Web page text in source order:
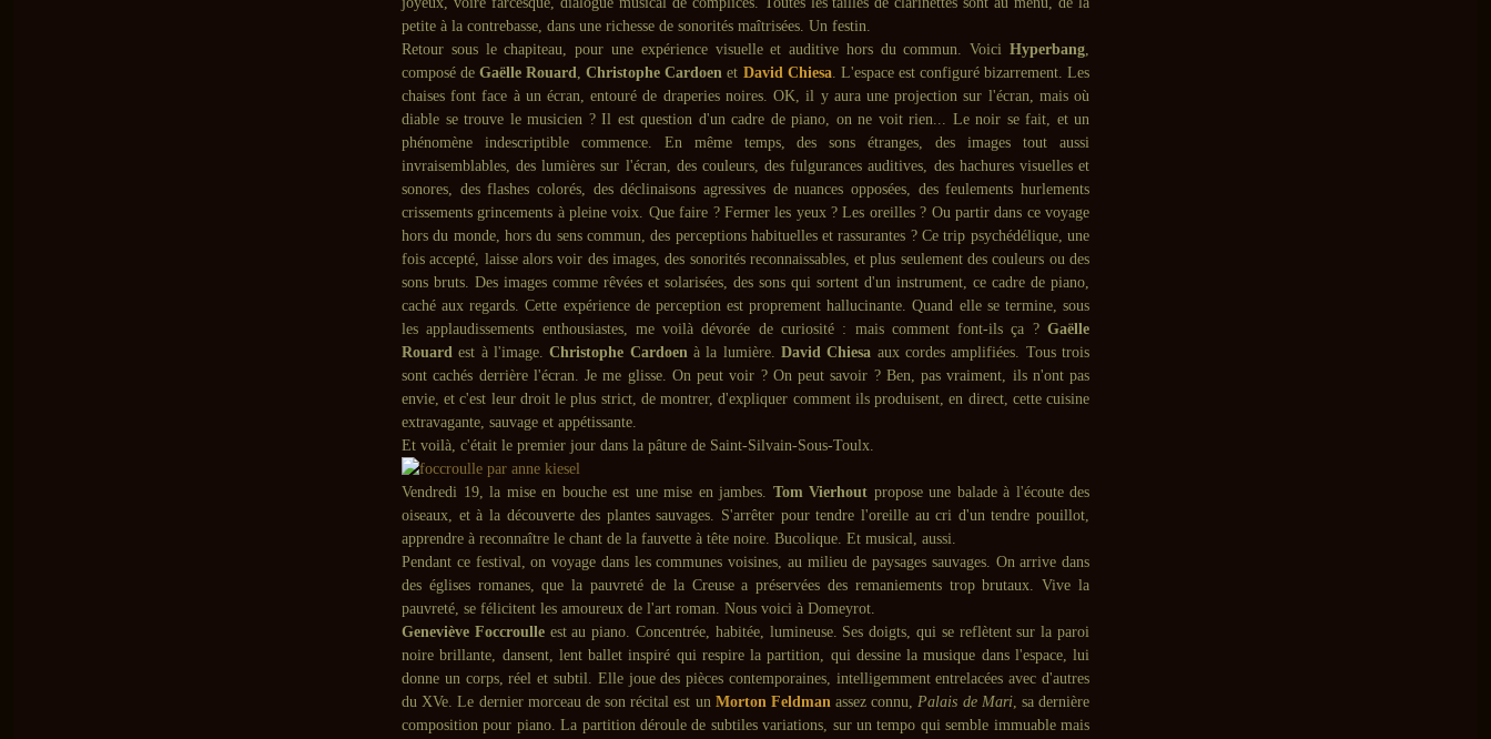
petite à la contrebasse, dans une richesse de sonorités maîtrisées. Un festin.
Retour sous le chapiteau, pour une expérience visuelle et auditive hors du commun. Voici Hyperbang,
composé deGaëlle Rouard,Christophe Cardoen et David Chiesa. L'espace est configuré bizarrement. Les
chaises font face à un écran, entouré de draperies noires. OK, il y aura une projection sur l'écran, mais où
diable se trouve le musicien ? Il est question d'un cadre de piano, on ne voit rien... Le noir se fait, et un
phénomène indescriptible commence. En même temps, des sons étranges, des images tout aussi
invraisemblables, des lumières sur l'écran, des couleurs, des fulgurances auditives, des hachures visuelles et
sonores, des flashes colorés, des déclinaisons agressives de nuances opposées, des feulements hurlements
crissements grincements à pleine voix. Que faire ? Fermer les yeux ? Les oreilles ? Ou partir dans ce voyage
hors du monde, hors du sens commun, des perceptions habituelles et rassurantes ? Ce trip psychédélique, une
fois accepté, laisse alors voir des images, des sonorités reconnaissables, et plus seulement des couleurs ou des
sons bruts. Des images comme rêvées et solarisées, des sons qui sortent d'un instrument, ce cadre de piano,
caché aux regards. Cette expérience de perception est proprement hallucinante. Quand elle se termine, sous
les applaudissements enthousiastes, me voilà dévorée de curiosité : mais comment font-ils ça ?Gaëlle
Rouard est à l'image.Christophe Cardoenà la lumière. David Chiesa aux cordes amplifiées. Tous trois
sont cachés derrière l'écran. Je me glisse. On peut voir ? On peut savoir ? Ben, pas vraiment, ils n'ont pas
envie, et c'est leur droit le plus strict, de montrer, d'expliquer comment ils produisent, en direct, cette cuisine
extravagante, sauvage et appétissante.
Et voilà, c'était le premier jour dans la pâture de Saint-Silvain-Sous-Toulx.
Vendredi 19, la mise en bouche est une mise en jambes. Tom Vierhout propose une balade à l'écoute des
oiseaux, et à la découverte des plantes sauvages. S'arrêter pour tendre l'oreille au cri d'un tendre pouillot,
apprendre à reconnaître le chant de la fauvette à tête noire. Bucolique. Et musical, aussi.
Pendant ce festival, on voyage dans les communes voisines, au milieu de paysages sauvages. On arrive dans
des églises romanes, que la pauvreté de la Creuse a préservées des remaniements trop brutaux. Vive la
pauvreté, se félicitent les amoureux de l'art roman. Nous voici à Domeyrot.
Geneviève Foccroulleest au piano. Concentrée, habitée, lumineuse. Ses doigts, qui se reflètent sur la paroi
noire brillante, dansent, lent ballet inspiré qui respire la partition, qui dessine la musique dans l'espace, lui
donne un corps, réel et subtil. Elle joue des pièces contemporaines, intelligemment entrelacées avec d'autres
du XVe. Le dernier morceau de son récital est un Morton Feldmanassez connu,Palais de Mari, sa dernière
composition pour piano. La partition déroule de subtiles variations, sur un tempo qui semble immuable mais